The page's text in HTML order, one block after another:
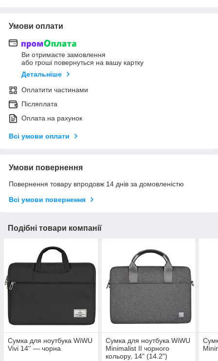
Умови оплати
Ви отримаєте замовлення
або гроші повернуться на вашу картку
Детальніше
Оплатити частинами
Післяплата
Оплата на рахунок
Всі умови оплати
Умови повернення
Повернення товару впродовж 14 днів за домовленістю
Всі умови повернення
Подібні товари компанії
Сумка для ноутбука WiWU
Vivi 14'' — чорна
Сумка для ноутбука WiWU
Minimalist II чорного
кольору, 14" (14.2")